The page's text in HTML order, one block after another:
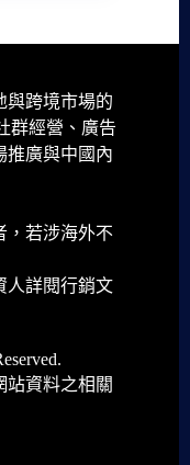
與跨境市場的
群經營、廣告
推廣與中國內
，若涉海外不
人詳閱行銷文
站資料之相關